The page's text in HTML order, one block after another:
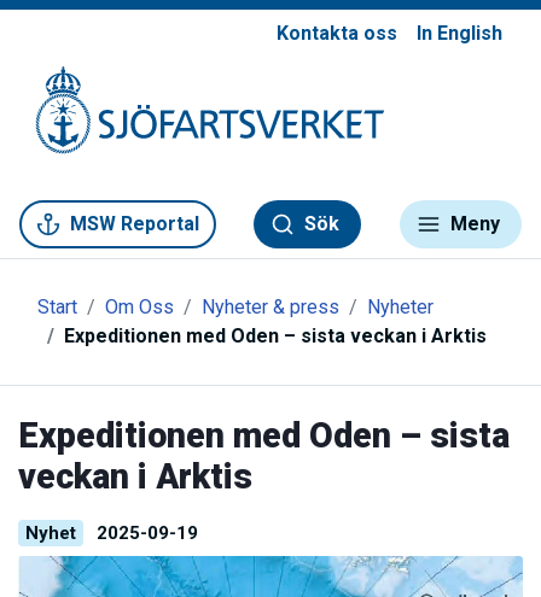
Kontakta oss In English
MSW Reportal Sök Meny
Start Om Oss Nyheter & press
Nyheter
Expeditionen med Oden – sista veckan i Arktis
Expeditionen med Oden – sista
veckan i Arktis
Nyhet 2025-09-19